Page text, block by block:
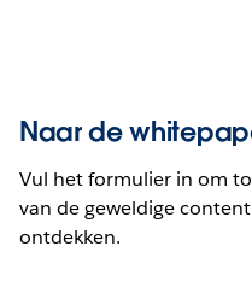
Naar de
Vul het formulier in om
van de geweldige
ontdekken.